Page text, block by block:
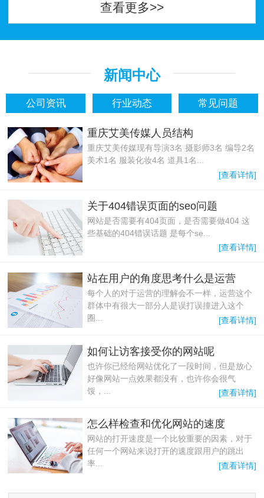
查看更多>>
新闻中心
公司资讯 行业动态 常见问题
重庆艾美传媒人员结构
重庆艾美传媒现有导演3名 摄影师3名 编导2名
美术1名 服装化妆4名 道具1名...
[查看详情]
关于404错误页面的seo问题
网站是否需要有404页面，是否需要做404 这
些基础的404错误话题 是每个se...
[查看详情]
站在用户的角度思考什么是运营
每个人的对于运营的理解会不一样，运营这个
群体中有很大一部分人是误打误撞进入这个
圈...
[查看详情]
如何让访客接受你的网站呢
也许你已经给网站优化了一段时间，但是放心
好像网站一点效果都没有，也许你会很气
馁，...
[查看详情]
怎么样检查和优化网站的速度
网站的打开速度是一个比较重要的因素，对于
任何一个网站来说打开的速度跟用户的跳出
率...
[查看详情]